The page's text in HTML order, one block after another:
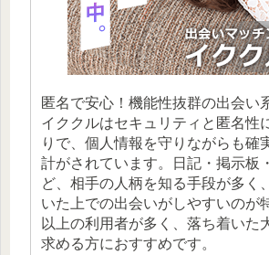
匿名で安心！機能性抜群の出会い
イククルはセキュリティと匿名性
りで、個人情報を守りながらも確
計がされています。日記・掲示板
ど、相手の人柄を知る手段が多く
いた上での出会いがしやすいのが
以上の利用者が多く、落ち着いた
求める方におすすめです。